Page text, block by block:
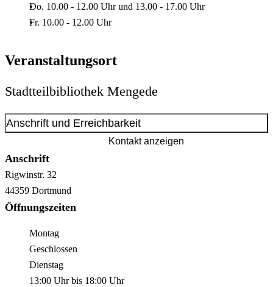
Do. 10.00 - 12.00 Uhr und 13.00 - 17.00 Uhr
Fr. 10.00 - 12.00 Uhr
Veranstaltungsort
Stadtteilbibliothek Mengede
Anschrift und Erreichbarkeit
Kontakt anzeigen
Anschrift
Rigwinstr. 32
44359 Dortmund
Öffnungszeiten
Montag
Geschlossen
Dienstag
13:00 Uhrbis 18:00 Uhr